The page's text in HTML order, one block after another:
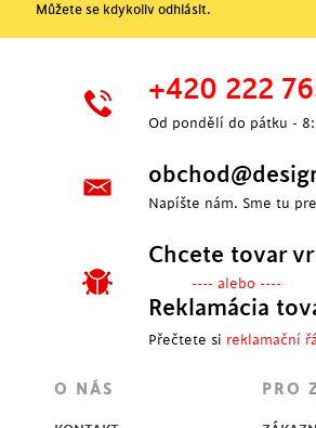
Můžete se kdykoliv odhlásit.
+420 222
Od pondělí do pátku -
Napíšte nám. Sme tu
Chcete tovar
---- alebo ----
Reklamácia
Přečtete si reklamační
O NÁS PRO